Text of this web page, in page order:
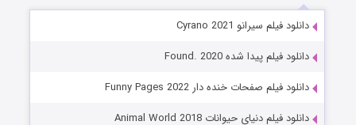
دانلود فیلم سیرانو Cyrano 2021
دانلود فیلم پیدا شده Found. 2020
دانلود فیلم صفحات خنده دار Funny Pages 2022
دانلود فیلم دنیای حیوانات Animal World 2018